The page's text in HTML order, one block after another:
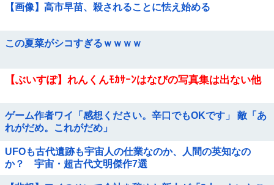
【画像】高市早苗、殺されることに怯え始める
この夏菜がシコすぎるｗｗｗｗ
【ぶいすぽ】れんくんﾓｶｻｰﾝはなびの写真集は出ない他
ゲーム作者ワイ「感想ください。辛口でもOKです」 敵「あ
れがだめ。これがだめ」
UFOも古代遺跡も宇宙人の仕業なのか、人間の英知なの
か？ 宇宙・超古代文明傑作7選